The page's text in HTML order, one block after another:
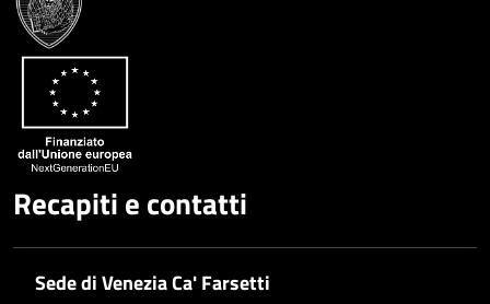
Recapiti e contatti
Sede di Venezia Ca' Farsetti